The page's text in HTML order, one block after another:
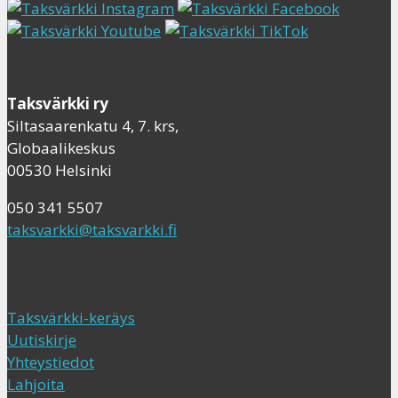
Taksvärkki ry
Siltasaarenkatu 4, 7. krs,
Globaalikeskus
00530 Helsinki
050 341 5507
taksvarkki@taksvarkki.fi
Taksvärkki-keräys
Uutiskirje
Yhteystiedot
Lahjoita